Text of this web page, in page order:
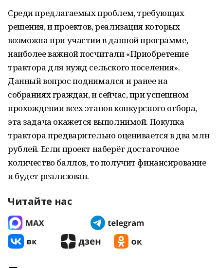
Среди предлагаемых проблем, требующих
решения, и проектов, реализация которых
возможна при участии в данной программе,
наиболее важной посчитали «Приобретение
трактора для нужд сельского поселения».
Данный вопрос поднимался и ранее на
собраниях граждан, и сейчас, при успешном
прохождении всех этапов конкурсного отбора,
эта задача окажется выполнимой. Покупка
трактора предварительно оценивается в два млн
рублей. Если проект наберёт достаточное
количество баллов, то получит финансирование
и будет реализован.
Читайте нас